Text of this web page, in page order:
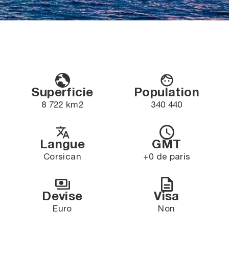
Superficie
8 722 km2
Population
340 440
Langue
Corsican
GMT
+0 de paris
Devise
Euro
Visa
Non